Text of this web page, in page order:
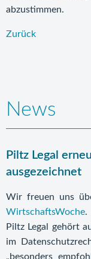
abzustimmen.
Zurück
News
Piltz Legal
ausgezeichnet
Wir freuen uns
WirtschaftsWoche.
Piltz Legal gehört
im
„besonders